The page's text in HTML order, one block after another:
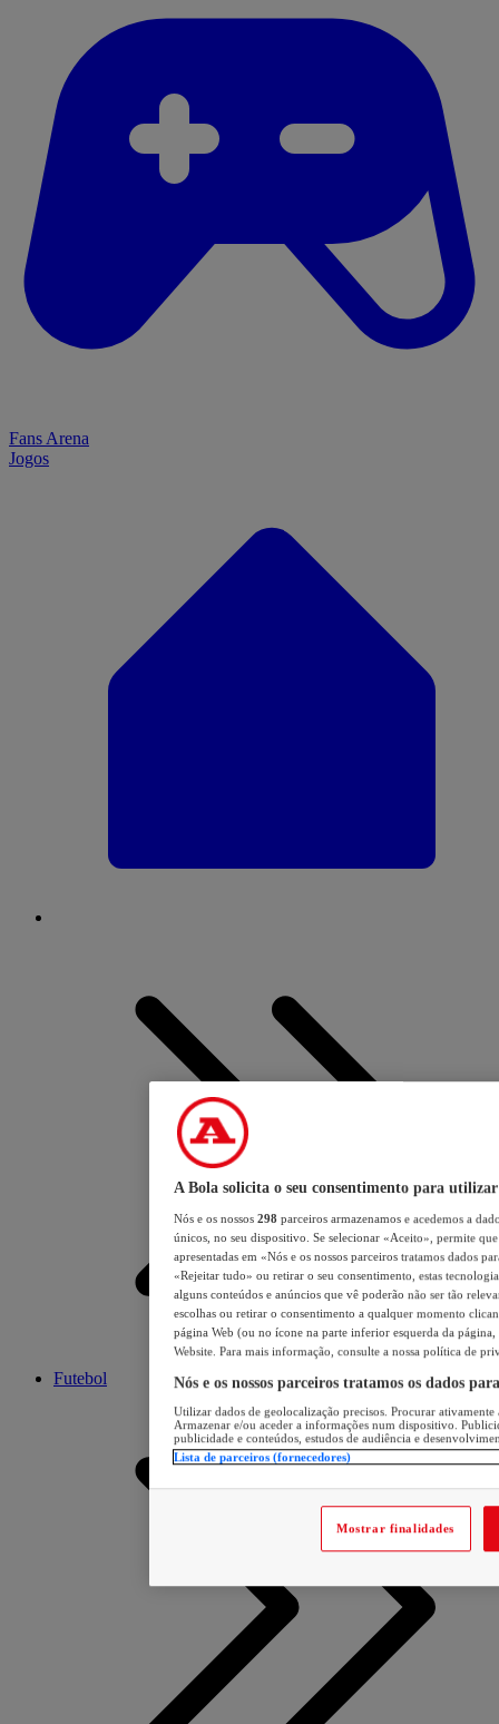
Fans Arena
Jogos
Futebol
A Bola solicita o seu consentimento para utilizar
Nós e os nossos 298 parceiros armazenamos e acedemos a
únicos, no seu dispositivo. Se selecionar «Aceito», permite
apresentadas em «Nós e os nossos parceiros tratamos dados
«Rejeitar tudo» ou retirar o seu consentimento, estas
alguns conteúdos e anúncios que vê poderão não ser tão
escolhas ou retirar o consentimento a qualquer momento
página Web (ou no ícone na parte inferior esquerda da página,
Website. Para mais informação, consulte a nossa política de
Nós e os nossos parceiros tratamos os dados
Utilizar dados de geolocalização precisos. Procurar
Armazenar e/ou aceder a informações num dispositivo.
publicidade e conteúdos, estudos de audiência e
Lista de parceiros (fornecedores)
Mostrar finalidades